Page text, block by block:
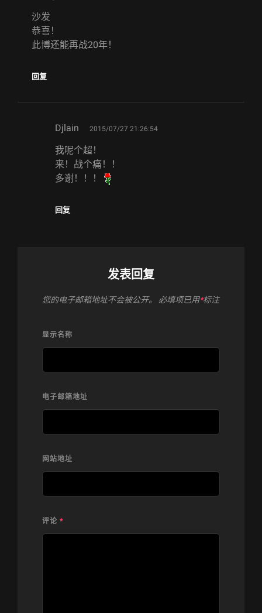
沙发
恭喜！
此博还能再战20年！
回复
Djlain says:
2015/07/27 21:26:54
我呢个超！
来！战个痛！！
多谢！！！
回复
发表回复
您的电子邮箱地址不会被公开。 必填项已用*标注
显示名称
电子邮箱地址
网站地址
评论 *